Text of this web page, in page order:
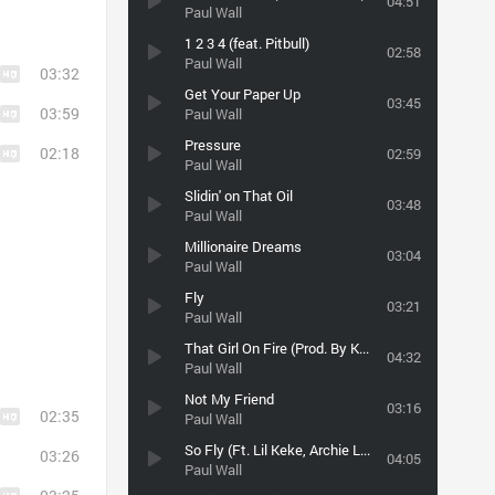
Paul Wall
1 2 3 4 (feat. Pitbull)
Paul Wall
02:58
Get Your Paper Up
Paul Wall
03:45
Pressure
Paul Wall
02:59
Slidin' on That Oil
Paul Wall
03:48
Millionaire Dreams
Paul Wall
03:04
Fly
Paul Wall
03:21
That Girl On Fire (Prod. By Konvict) (2008)
Paul Wall
04:32
Not My Friend
Paul Wall
03:16
So Fly (Ft. Lil Keke, Archie Lee, Crystal)
Paul Wall
04:05
03:32
03:59
02:18
02:35
03:26